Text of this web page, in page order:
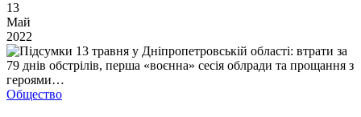
13
Май
2022
Общество